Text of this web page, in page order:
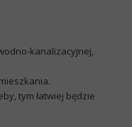
kanalizacyjnej,
tym łatwiej będzie